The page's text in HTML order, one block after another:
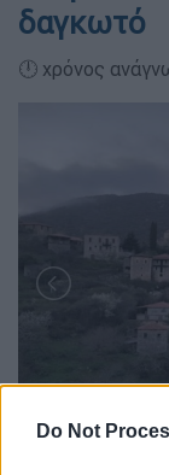
Do Not
δαγκωτό
🕛 χρόνος